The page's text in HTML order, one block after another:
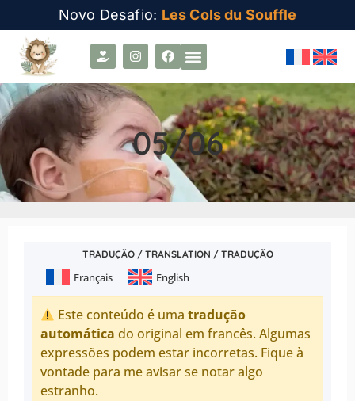
Novo Desafio: Les Cols du Souffle
05/06
TRADUÇÃO / TRANSLATION / TRADUÇÃO
Français English
Este conteúdo é umatradução
automática do original em francês. Algumas
expressões podem estar incorretas. Fique à
vontade para me avisar se notar algo
estranho.